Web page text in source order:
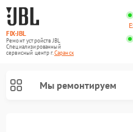
FIX-JBL
Ремонт устройств JBL
Специализированный
cервисный центр г.Саранск
Мы ремонтируем